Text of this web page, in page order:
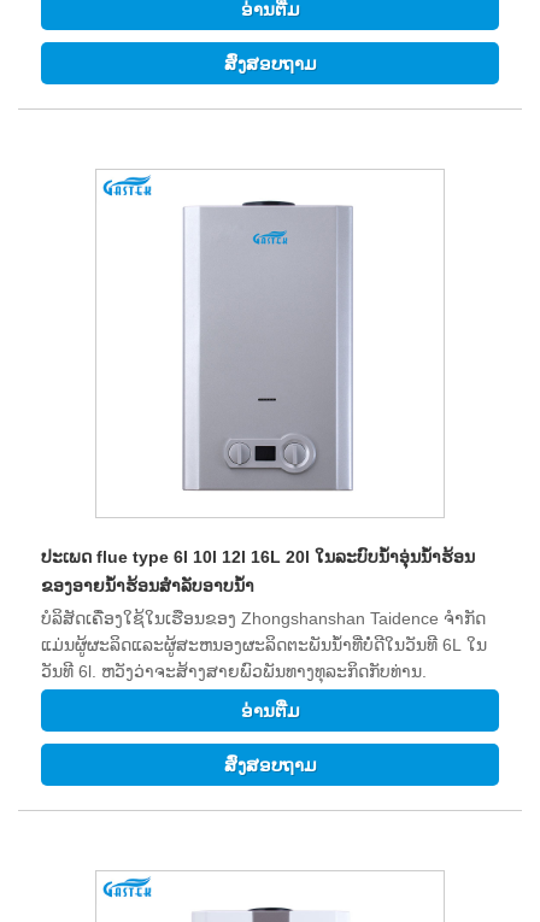
ອ່ານ​ຕື່ມ
ສົ່ງສອບຖາມ
ປະເພດ flue type 6l 10l 12l 16L 20l ໃນລະບົບນ້ໍາອຸ່ນນ້ໍາຮ້ອນ
ຂອງອາຍນ້ໍາຮ້ອນສໍາລັບອາບນ້ໍາ
ບໍລິສັດເຄື່ອງໃຊ້ໃນເຮືອນຂອງ Zhongshanshan Taidence ຈໍາກັດ
ແມ່ນຜູ້ຜະລິດແລະຜູ້ສະຫນອງຜະລິດຕະພັນນ້ໍາທີ່ບໍ່ດີໃນວັນທີ 6L ໃນ
ວັນທີ 6l. ຫວັງວ່າຈະສ້າງສາຍພົວພັນທາງທຸລະກິດກັບທ່ານ.
ອ່ານ​ຕື່ມ
ສົ່ງສອບຖາມ